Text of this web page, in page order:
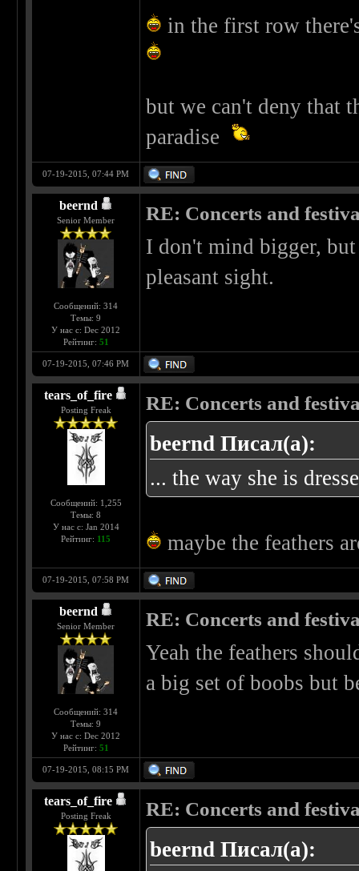
in the first row
but we can't deny that
paradise
07-19-2015, 07:44 PM
beernd
Senior Member
Сообщений: 314
Темы: 9
У нас с: Dec 2012
Рейтинг: 51
RE: Concerts and
I don't mind bigger,
pleasant sight.
07-19-2015, 07:46 PM
tears_of_fire
Posting Freak
Сообщений: 1,255
Темы: 8
У нас с: Jan 2014
Рейтинг: 115
RE: Concerts and
beernd Писал(а):
... the way she is
maybe the feathers
07-19-2015, 07:58 PM
beernd
Senior Member
Сообщений: 314
Темы: 9
У нас с: Dec 2012
Рейтинг: 51
RE: Concerts and
Yeah the feathers
a big set of boobs but
07-19-2015, 08:15 PM
tears_of_fire
Posting Freak RE: Concerts and
beernd Писал(а):